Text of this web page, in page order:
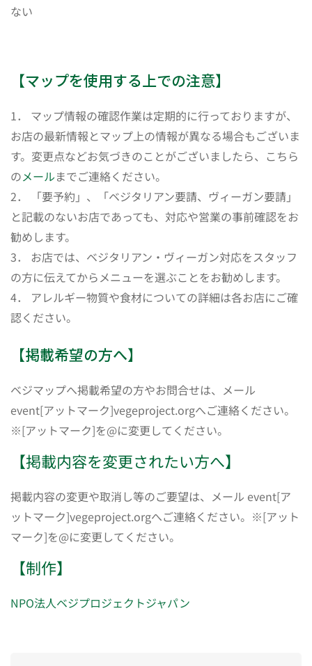
ない
【マップを使用する上での注意】
1． マップ情報の確認作業は定期的に行っておりますが、
お店の最新情報とマップ上の情報が異なる場合もございま
す。変更点などお気づきのことがございましたら、こちら
のメールまでご連絡ください。
2． 「要予約」、「ベジタリアン要請、ヴィーガン要請」
と記載のないお店であっても、対応や営業の事前確認をお
勧めします。
3． お店では、ベジタリアン・ヴィーガン対応をスタッフ
の方に伝えてからメニューを選ぶことをお勧めします。
4． アレルギー物質や食材についての詳細は各お店にご確
認ください。
【掲載希望の方へ】
ベジマップへ掲載希望の方やお問合せは、メール
event[アットマーク]vegeproject.orgへご連絡ください。
※[アットマーク]を@に変更してください。
【掲載内容を変更されたい方へ】
掲載内容の変更や取消し等のご要望は、メール event[ア
ットマーク]vegeproject.orgへご連絡ください。※[アット
マーク]を@に変更してください。
【制作】
NPO法人ベジプロジェクトジャパン